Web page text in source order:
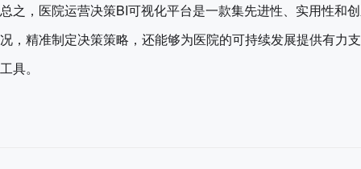
总之，医院运营决策BI可视化平台是一款集先进性、实用性和
况，精准制定决策策略，还能够为医院的可持续发展提供有力
工具。